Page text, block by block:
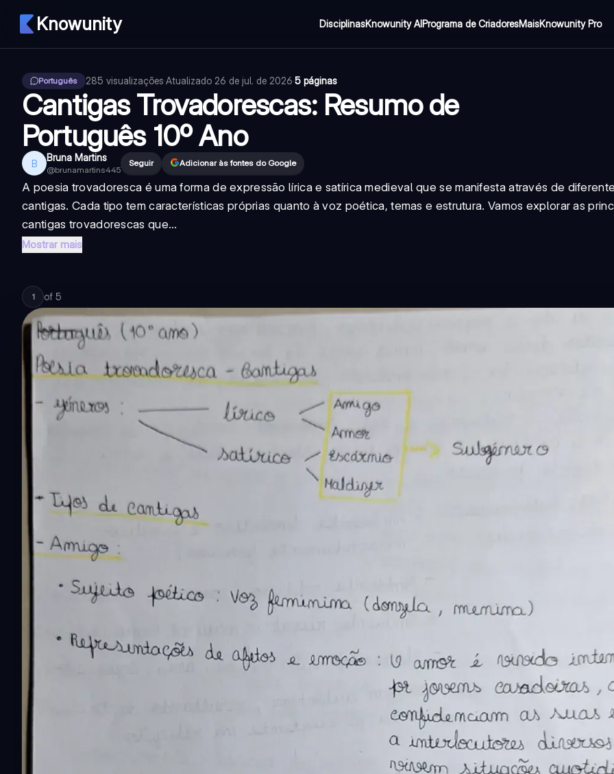
Knowunity DisciplinasKnowunity AIPrograma de CriadoresMaisKnowunity Pro
Português 285 visualizações·Atualizado 26 de jul. de 2026·5 páginas
Cantigas Trovadorescas: Resumo de
Português 10º Ano
B Bruna Martins
@brunamartins445
Seguir Adicionar às fontes do Google
A poesia trovadoresca é uma forma de expressão lírica e satírica medieval que se manifesta através de
cantigas. Cada tipo tem características próprias quanto à voz poética, temas e estrutura. Vamos explorar as
cantigas trovadorescas que...
Mostrar mais
1 of 5